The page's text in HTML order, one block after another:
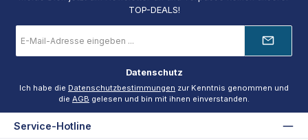
TOP-DEALS!
Mail-
Adresse
Datenschutz
Ich habe die Datenschutzbestimmungen zur Kenntnis genommen und
die AGB gelesen und bin mit ihnen einverstanden.
Service-Hotline